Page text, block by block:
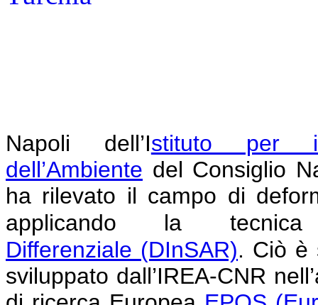
Napoli dell’Istituto per il
dell’Ambiente del Consiglio
ha rilevato il campo di
applicando la
Differenziale (DInSAR). Ciò è
sviluppato dall’IREA-CNR